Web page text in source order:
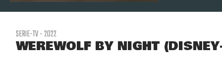
SERIE-TV - 2022
WEREWOLF BY NIGHT